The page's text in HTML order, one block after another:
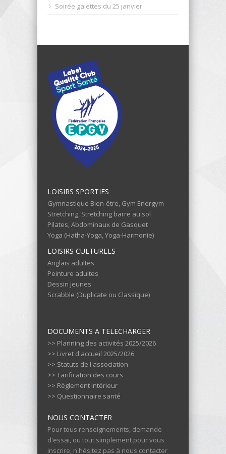
Soirée galettes du 25 janvier
LOISIRS SPORTIFS
Gymnastique Bien-être, Gym Energym
Stretching, Stretching barre au sol
Pilates, Abdominaux de Gasquet
Yoga (Hatha-Yoga, Yoga-Harmonie)
LOISIRS CULTURELS
Anglais adultes
Peinture adultes
Dessin jeunes
Scrabble (Duplicate ou Classique)
DOCUMENTS A TELECHARGER
>> Planning des activités 2025/2026
>> Livret d'accueil 2025/2026
>> Statuts de l'association
>> Tarification des cours
>> Règlement Intérieur
>> Questionnaire santé
NOUS CONTACTER
Pour tous renseignements, demande
d'essai, ou tout simplement pour vous
inscrire, n'hésitez pas à nous contacter